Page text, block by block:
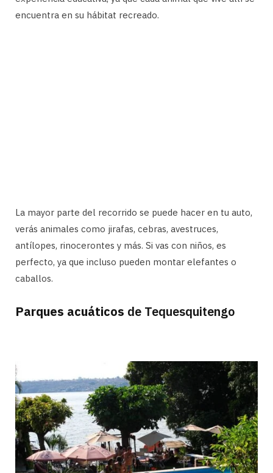
encuentra en su hábitat recreado.
La mayor parte del recorrido se puede hacer en tu auto,
verás animales como jirafas, cebras, avestruces,
antílopes, rinocerontes y más. Si vas con niños, es
perfecto, ya que incluso pueden montar elefantes o
caballos.
Parques acuáticos de Tequesquitengo